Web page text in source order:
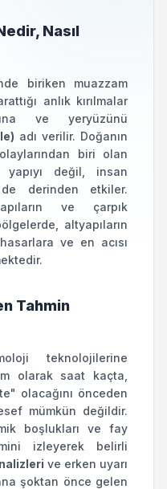
Nasıl
biriken muazzam
anlık kırılmalar
ve yeryüzünü
adı verilir. Doğanın
biri olan
değil, insan
derinden etkiler.
ve çarpık
altyapıların
ve en acısı
Tahmin
teknolojilerine
olarak saat kaçta,
olacağını önceden
mümkün değildir.
boşlukları ve fay
izleyerek belirli
ve erken uyarı
şoktan önce gelen